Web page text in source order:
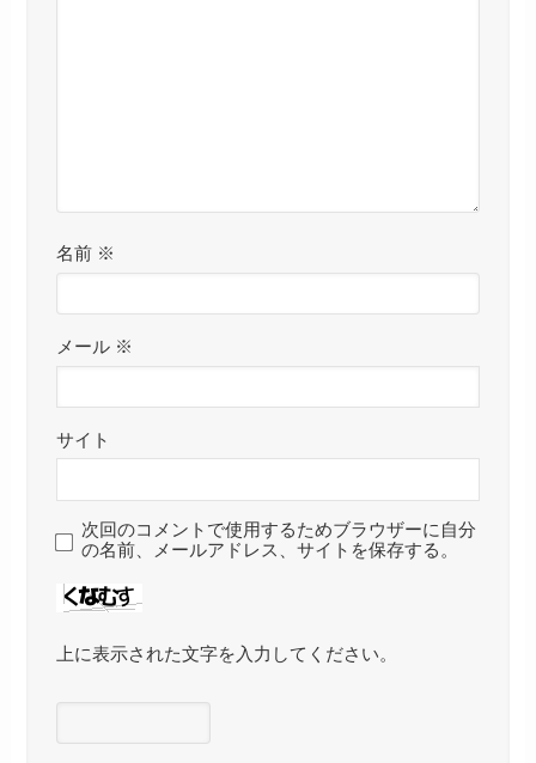
名前 ※
メール ※
サイト
次回のコメントで使用するためブラウザーに自分
の名前、メールアドレス、サイトを保存する。
上に表示された文字を入力してください。